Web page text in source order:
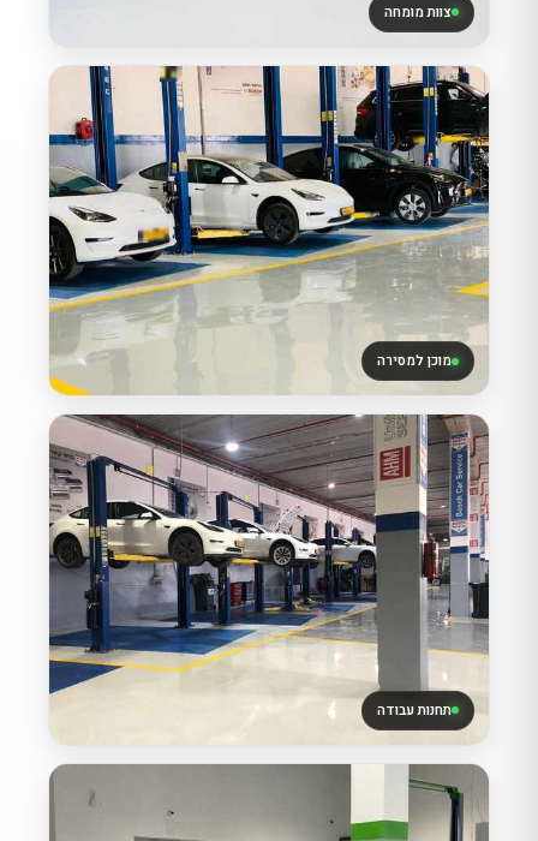
צוות מומחה
מוכן למסירה
תחנות עבודה